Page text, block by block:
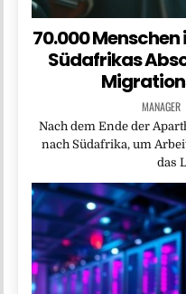
70.000
Südafrikas
MANAGER
Nach dem Ende der
nach Südafrika, um
das